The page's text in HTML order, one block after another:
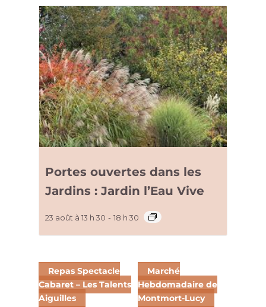
Portes ouvertes dans les
Jardins : Jardin l’Eau Vive
23 août à 13 h 30 - 18 h 30
Repas Spectacle
Cabaret – Les Talents
Aiguilles
Marché
Hebdomadaire de
Montmort-Lucy